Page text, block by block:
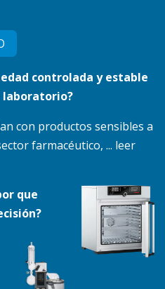
controlada y estable
laboratorio?
con productos sensibles a
farmacéutico, ... leer
que